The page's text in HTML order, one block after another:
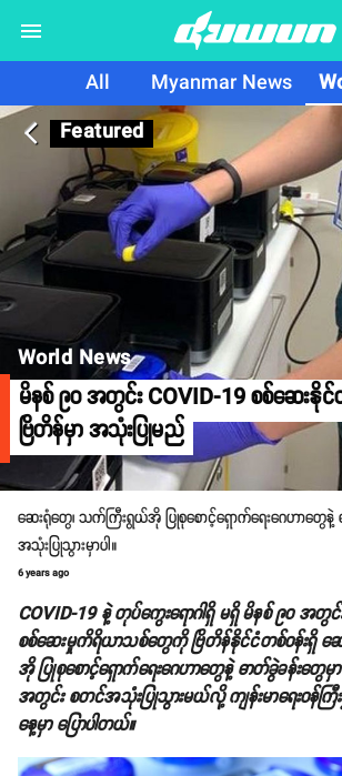
All Myanmar News
Featured
arrow_back_ios
World News
မိနစ် ၉၀ အတွင်း COVID-19 စစ်ဆေးနို
ဗြိတိန်မှာ အသုံးပြုမည်
ဆေးရုံတွေ၊ သက်ကြီးရွယ်အို ပြုစုစောင့်ရှောက်ရေးဂေဟာတွေနဲ့
အသုံးပြုသွားမှာပါ။
6 years ago
COVID-19 နဲ့ တုပ်ကွေးရောဂါရှိ မရှိ မိနစ် ၉၀ အ
စစ်ဆေးမှုကိရိယာသစ်တွေကို ဗြိတိန်နိုင်ငံတစ်ဝန်းရှိ ဆ
အို ပြုစုစောင့်ရှောက်ရေးဂေဟာတွေနဲ့ ဓာတ်ခွဲခန်းတွေ
အတွင်း စတင်အသုံးပြုသွားမယ်လို့ ကျန်းမာရေးဝန်
နေ့မှာ ပြောပါတယ်။